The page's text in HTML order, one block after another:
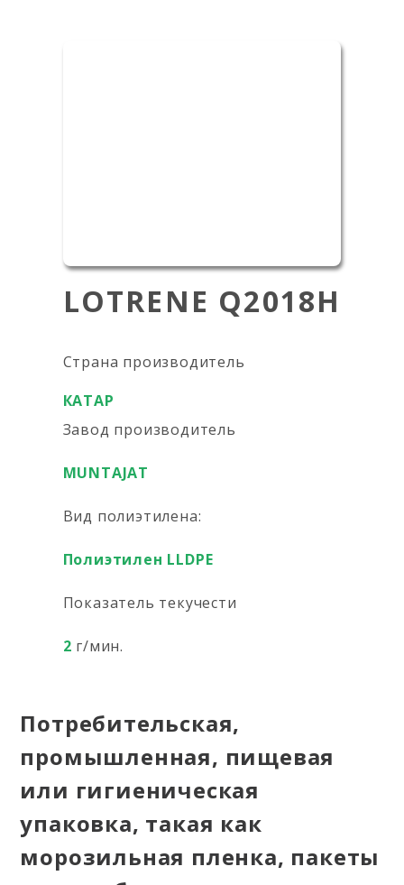
LOTRЕNE Q2018H
Страна производитель
КАТАР
Завод производитель
MUNTAJAT
Вид полиэтилена:
Полиэтилен LLDPE
Показатель текучести
2 г/мин.
Потребительская,
промышленная, пищевая
или гигиеническая
упаковка, такая как
морозильная пленка, пакеты